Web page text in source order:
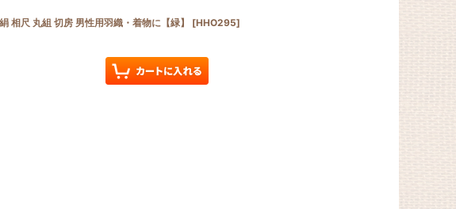
相尺 丸組 切房 男性用羽織・着物に【緑】 [HHO295]